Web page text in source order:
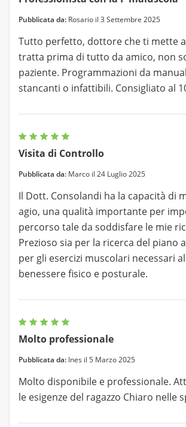
Pubblicata da: Rosario il 3 Settembre 2025
Tutto perfetto, dottore che ti mette
tratta prima di tutto da amico, non
paziente. Programmazioni da
stancanti o infattibili. Consigliato al
Visita di Controllo
Pubblicata da: Marco il 24 Luglio 2025
Il Dott. Consolandi ha la capacità di
agio, una qualità importante per
percorso tale da soddisfare le mie
Prezioso sia per la ricerca del piano
per gli esercizi muscolari necessari
benessere fisico e posturale.
Molto professionale
Pubblicata da: Ines il 5 Marzo 2025
Molto disponibile e professionale.
le esigenze del ragazzo Chiaro nelle